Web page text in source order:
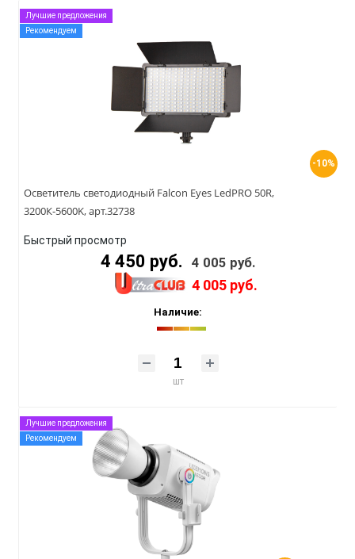
-10%
Лучшие предложения
Рекомендуем
Осветитель светодиодный Falcon Eyes LedPRO 50R,
3200К-5600K, арт.32738
Быстрый просмотр
4 450 руб. 4 005 руб.
4 005 руб.
Наличие:
шт
Лучшие предложения
Рекомендуем